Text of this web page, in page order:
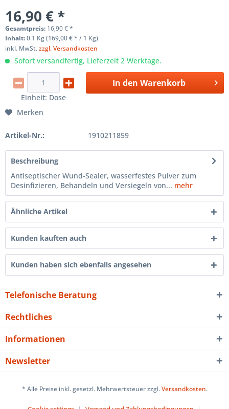
16,90 € *
Gesamtpreis: 16,90€*
Inhalt:0.1 Kg (169,00 € * / 1 Kg)
inkl. MwSt.zzgl. Versandkosten
Sofort versandfertig, Lieferzeit 2 Werktage.
Einheit: Dose
In den Warenkorb
Merken
Artikel-Nr.: 1910211859
Beschreibung
Antiseptischer Wund-Sealer, wasserfestes Pulver zum
Desinfizieren, Behandeln und Versiegeln von... mehr
Ähnliche Artikel
Kunden kauften auch
Kunden haben sich ebenfalls angesehen
Telefonische Beratung
Rechtliches
Informationen
Newsletter
* Alle Preise inkl. gesetzl. Mehrwertsteuer zzgl.Versandkosten.